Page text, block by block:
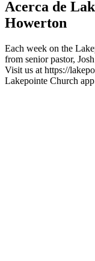
Acerca de
Howerton
Each week on the
from senior pastor,
Visit us at https://
Lakepointe Church